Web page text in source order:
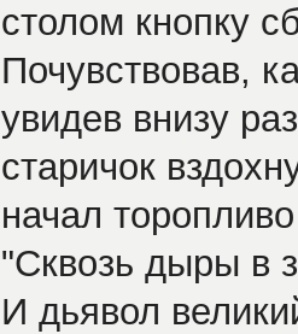
столом кнопку
Почувствовав,
увидев внизу
старичок
начал
"Сквозь дыры в
И дьявол